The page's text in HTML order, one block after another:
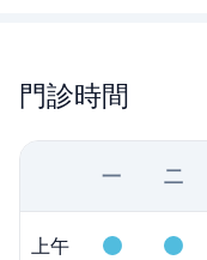
門診時間
一 二
上午